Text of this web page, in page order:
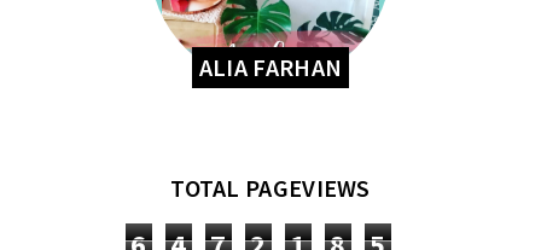
ALIA FARHAN
TOTAL PAGEVIEWS